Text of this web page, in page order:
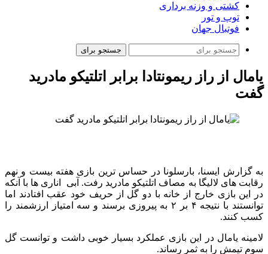
کشتی و وزنه برداری
توپ و تور
فوتبال جهان
جستجو برای
یامال از راز ریمونتادا برابر اتلتیکو مادرید
گفت
به گزارش ایسنا، بارسلونا در حساس ترین بازی هفته بیست و نهم
رقابت های لالیگا به مصاف اتلتیکو مادرید رفت. آبی اناری ها با آنکه
در این بازی خارج از خانه با دو گل از حریف خود عقب افتادند اما
توانستند با نتیجه ۴ بر ۲ به پیروزی برسند و سه امتیاز ارزشمند را
کسب کنند.
لامینه یامال در این بازی عملکرد بسیار خوبی داشت و توانست گل
سوم تیمش را به ثمر رساند.